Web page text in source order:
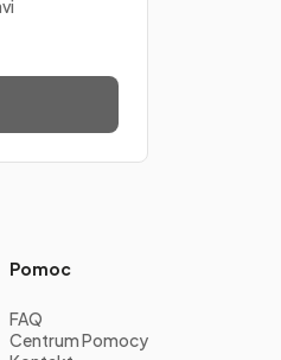
Pomoc
FAQ
Centrum Pomocy